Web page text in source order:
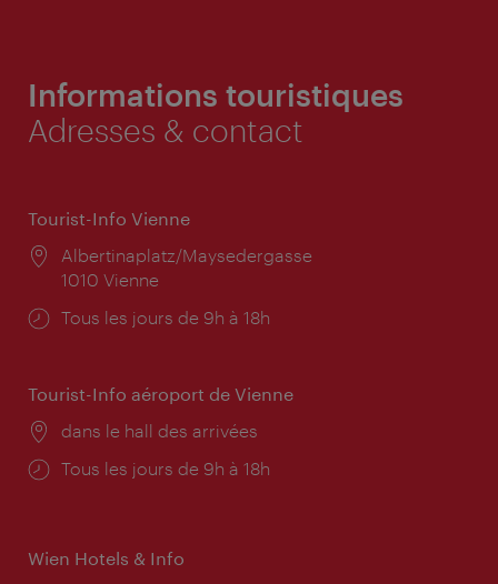
Informations touristiques
Adresses & contact
Tourist-Info Vienne
Lieu:
Albertinaplatz/Maysedergasse
1010 Vienne
Horaires
Tous les jours de 9h à 18h
Tourist-Info aéroport de Vienne
Lieu:
dans le hall des arrivées
Horaires
Tous les jours de 9h à 18h
Wien Hotels & Info